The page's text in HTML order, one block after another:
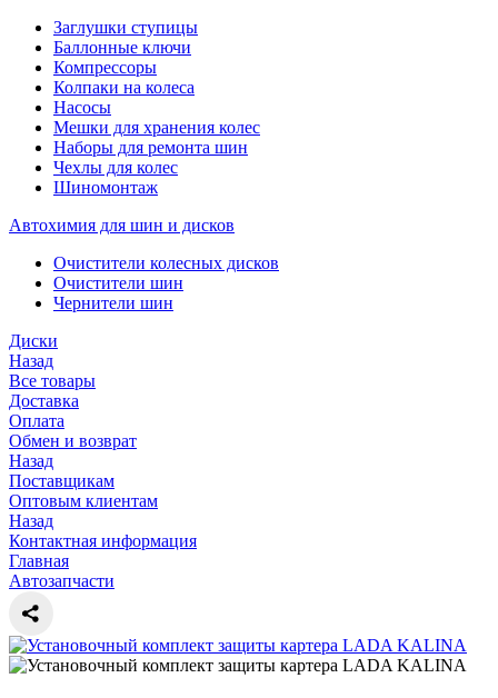
Заглушки ступицы
Баллонные ключи
Компрессоры
Колпаки на колеса
Насосы
Мешки для хранения колес
Наборы для ремонта шин
Чехлы для колес
Шиномонтаж
Автохимия для шин и дисков
Очистители колесных дисков
Очистители шин
Чернители шин
Диски
Назад
Все товары
Доставка
Оплата
Обмен и возврат
Назад
Поставщикам
Оптовым клиентам
Назад
Контактная информация
Главная
Автозапчасти